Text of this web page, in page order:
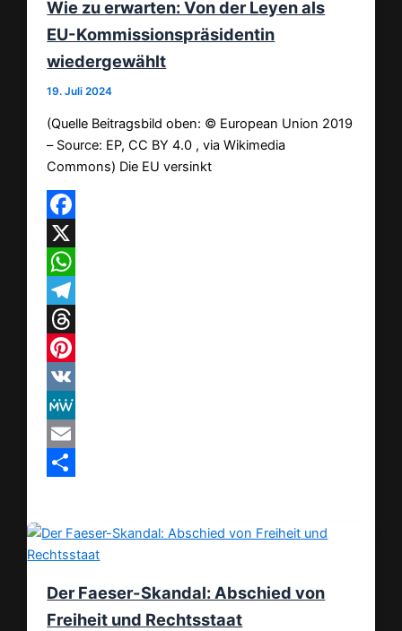
Wie zu erwarten: Von der Leyen als
EU-Kommissionspräsidentin
wiedergewählt
19. Juli 2024
(Quelle Beitragsbild oben: © European Union 2019
– Source: EP, CC BY 4.0 , via Wikimedia
Commons) Die EU versinkt
Facebook
X
WhatsApp
Telegram
Threads
Pinterest
VK
MeWe
Email
Der Faeser-Skandal: Abschied von
Freiheit und Rechtsstaat